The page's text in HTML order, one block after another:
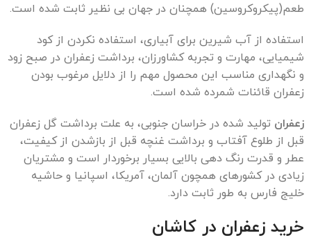
طعم(پیکروکروسین) همچنان در جهان بی نظیر ثابت شده است.
استفاده از آب شیرین برای آبیاری، استفاده نکردن از کود
شیمیایی، مهارت و تجربه کشاورزان، برداشت زعفران در صبح زود
و نگهداری مناسب این محصول مهم را از دلایل مرغوب بودن
زعفران قائنات شمرده شده است.
زعفران تولید شده در خراسان جنوبی، به علت برداشت گل زعفران
قبل از طلوع آفتاب و برداشت غنچه قبل از بازشدن از کیفیت،
عطر و قدرت رنگ دهی بالایی بسیار برخوردار است و مشتریان
زیادی در کشور‌های همچون آلمان، آمریکا، اسپانیا و حاشیه
خلیج فارس به طور ثابت دارد.
خرید زعفران در کاشان